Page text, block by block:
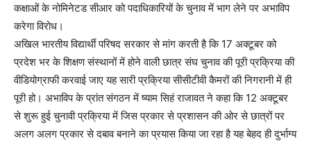
कक्षाओं के नोमिनेटड सीआर को पदाधिकारियों के चुनाव में भाग लेने पर अभाविप
करेगा विरोध।
अखिल भारतीय विद्यार्थी परिषद सरकार से मांग करती है कि 17 अक्टूबर को
प्रदेश भर के शिक्षण संस्थानों में होने वाली छात्र संघ चुनाव की पूरी प्रक्रिया की
वीडियोग्राफी करवाई जाए यह सारी प्रक्रिया सीसीटीवी कैमरों की निगरानी में ही
पूरी हो। अभाविप के प्रांत संगठन में ष्याम सिहं राजावत ने कहा कि 12 अक्टूबर
से शुरू हुई चुनावी प्रक्रिया में जिस प्रकार से प्रशासन की ओर से छात्रों पर
अलग अलग प्रकार से दबाव बनाने का प्रयास किया जा रहा है यह बेहद ही दुर्भाग्य